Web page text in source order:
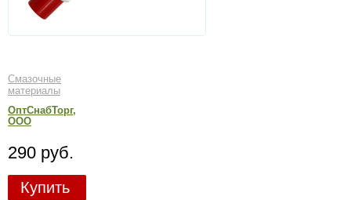
Смазочные
материалы
ОптСнабТорг,
ООО
290 руб.
Купить